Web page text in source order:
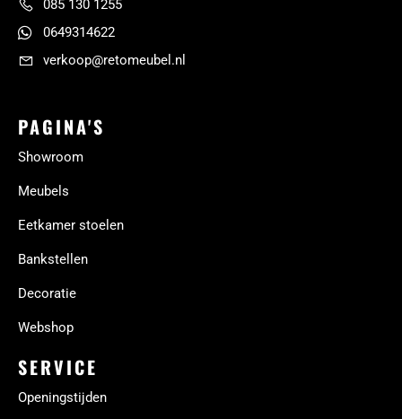
085 130 1255
0649314622
verkoop@retomeubel.nl
PAGINA'S
Showroom
Meubels
Eetkamer stoelen
Bankstellen
Decoratie
Webshop
SERVICE
Openingstijden